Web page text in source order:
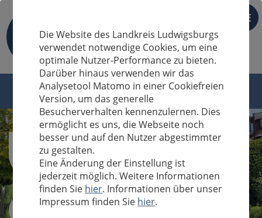
DE
Sucheingabe
Die Website des Landkreis Ludwigsburgs
verwendet notwendige Cookies, um eine
optimale Nutzer-Performance zu bieten.
Darüber hinaus verwenden wir das
Analysetool Matomo in einer Cookiefreien
Version, um das generelle
Besucherverhalten kennenzulernen. Dies
ermöglicht es uns, die Webseite noch
besser und auf den Nutzer abgestimmter
zu gestalten.
Eine Änderung der Einstellung ist
jederzeit möglich. Weitere Informationen
finden Sie hier. Informationen über unser
Impressum finden Sie hier.